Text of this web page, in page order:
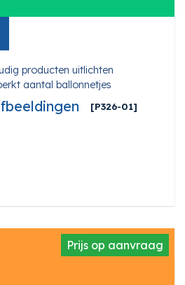
producten uitlichten
aantal ballonnetjes
[P326-01]
Prijs op aanvraag